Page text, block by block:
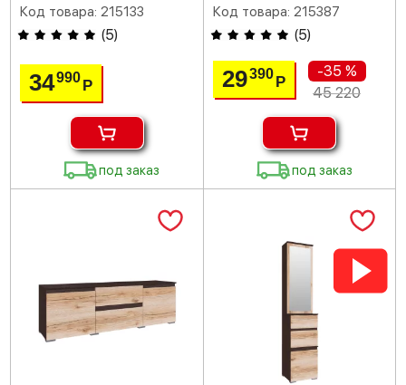
Код товара: 215133
(5)
34990Р
под заказ
Код товара: 215387
(5)
29390 Р
-35 %
45 220
под заказ